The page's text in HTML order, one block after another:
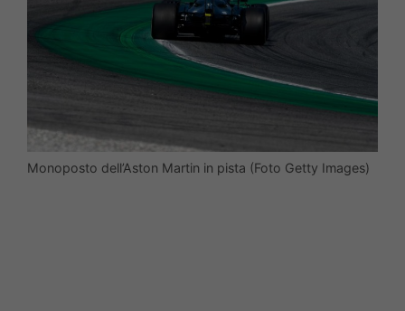
Monoposto dell’Aston Martin in pista (Foto Getty Images)